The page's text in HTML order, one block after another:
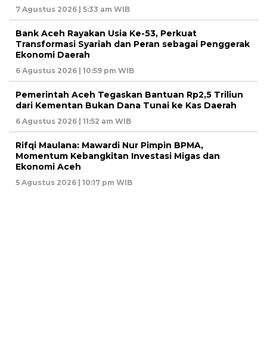
7 Agustus 2026 | 5:33 am WIB
Bank Aceh Rayakan Usia Ke-53, Perkuat
Transformasi Syariah dan Peran sebagai Penggerak
Ekonomi Daerah
6 Agustus 2026 | 10:59 pm WIB
Pemerintah Aceh Tegaskan Bantuan Rp2,5 Triliun
dari Kementan Bukan Dana Tunai ke Kas Daerah
6 Agustus 2026 | 11:52 am WIB
Rifqi Maulana: Mawardi Nur Pimpin BPMA,
Momentum Kebangkitan Investasi Migas dan
Ekonomi Aceh
5 Agustus 2026 | 10:17 pm WIB